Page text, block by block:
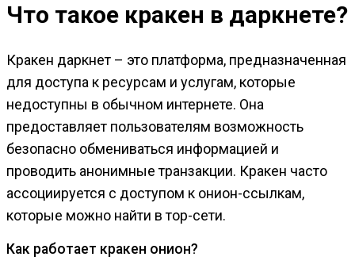
Что такое кракен в даркнете?
Кракен даркнет – это платформа, предназначенная
для доступа к ресурсам и услугам, которые
недоступны в обычном интернете. Она
предоставляет пользователям возможность
безопасно обмениваться информацией и
проводить анонимные транзакции. Кракен часто
ассоциируется с доступом к онион-ссылкам,
которые можно найти в тор-сети.
Как работает кракен онион?